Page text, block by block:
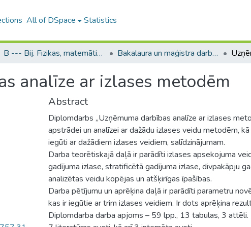
All of DSpace Statistics
B --- Bij. Fizikas, matemātikas un optometrijas fakultātes studentu noslēguma darbi / Faculty of Physics, Mathematics and Optometry - Graduate works Bakalaura un maģistra darbi (FMOF) / Bachelor's and Master's theses
analīze ar izlases metodēm
Abstract
Diplomdarbs „Uzņēmuma darbības analīze ar izlases
apstrādei un analīzei ar dažādu izlases veidu metodēm,
iegūti ar dažādiem izlases veidiem, salīdzinājumam.
Darba teorētiskajā daļā ir parādīti izlases apsekojuma
gadījuma izlase, stratificētā gadījuma izlase, divpakāpju
analizētas veidu kopējas un atšķirīgas īpašības.
Darba pētījumu un aprēķina daļā ir parādīti parametru
kas ir iegūtie ar trim izlases veidiem. Ir dots aprēķina
Diplomdarba darba apjoms – 59 lpp., 13 tabulas, 3